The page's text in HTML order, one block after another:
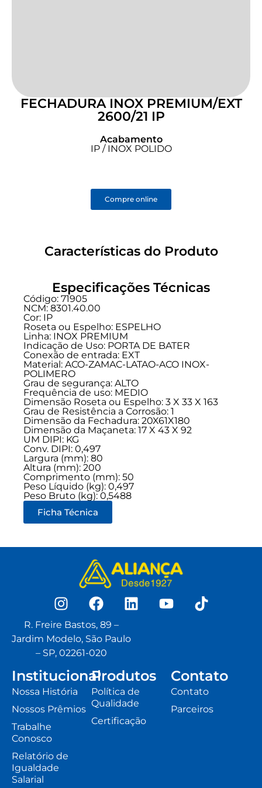
FECHADURA INOX PREMIUM/EXT
2600/21 IP
Acabamento
IP / INOX POLIDO
Compre online
Características do Produto
Especificações Técnicas
Código: 71905
NCM: 8301.40.00
Cor: IP
Roseta ou Espelho: ESPELHO
Linha: INOX PREMIUM
Indicação de Uso: PORTA DE BATER
Conexão de entrada: EXT
Material: ACO-ZAMAC-LATAO-ACO INOX-
POLIMERO
Grau de segurança: ALTO
Frequência de uso: MEDIO
Dimensão Roseta ou Espelho: 3 X 33 X 163
Grau de Resistência a Corrosão: 1
Dimensão da Fechadura: 20X61X180
Dimensão da Maçaneta: 17 X 43 X 92
UM DIPI: KG
Conv. DIPI: 0,497
Largura (mm): 80
Altura (mm): 200
Comprimento (mm): 50
Peso Líquido (kg): 0,497
Peso Bruto (kg): 0,5488
Ficha Técnica
R. Freire Bastos, 89 –
Jardim Modelo, São Paulo
– SP, 02261-020
Institucional
Nossa História
Nossos Prêmios
Trabalhe
Conosco
Relatório de
Igualdade
Salarial
Produtos
Política de
Qualidade
Certificação
Contato
Contato
Parceiros